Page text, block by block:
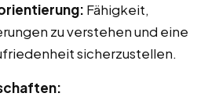
Fähigkeit,
zu verstehen und eine
sicherzustellen.